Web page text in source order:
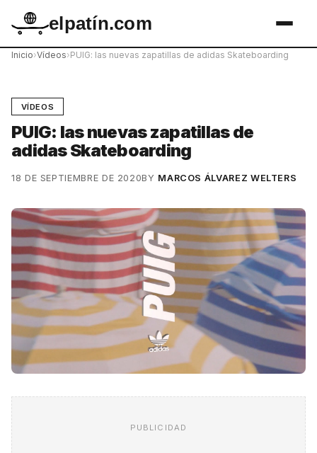
elpatín.com
Inicio›Vídeos›PUIG: las nuevas zapatillas de adidas Skateboarding
VÍDEOS
PUIG: las nuevas zapatillas de
adidas Skateboarding
18 DE SEPTIEMBRE DE 2020BY MARCOS ÁLVAREZ WELTERS
PUBLICIDAD